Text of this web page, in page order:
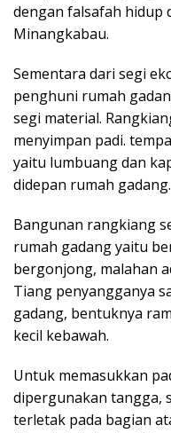
dengan falsafah hidup
Minangkabau.
Sementara dari segi
penghuni rumah
segi material.
menyimpan padi.
yaitu lumbuang dan
didepan rumah gadang.
Bangunan rangkiang
rumah gadang yaitu
bergonjong, malahan
Tiang penyangganya
gadang, bentuknya
kecil kebawah.
Untuk memasukkan
dipergunakan tangga,
terletak pada bagian